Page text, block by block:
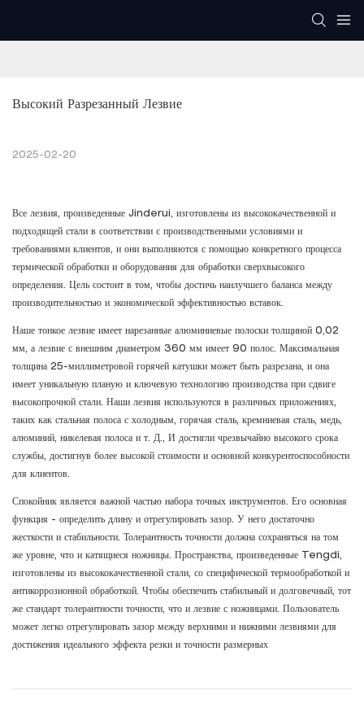
Высокий Разрезанный Лезвие
2025-02-20
Все лезвия, произведенные Jinderui, изготовлены из высококачественной и
подходящей стали в соответствии с производственными условиями и
требованиями клиентов, и они выполняются с помощью конкретного процесса
термической обработки и оборудования для обработки сверхвысокого
определения. Цель состоит в том, чтобы достичь наилучшего баланса между
производительностью и экономической эффективностью вставок.
Наше тонкое лезвие имеет нарезанные алюминиевые полоски толщиной 0,02
мм, а лезвие с внешним диаметром 360 мм имеет 90 полос. Максимальная
толщина 25-миллиметровой горячей катушки может быть разрезана, и она
имеет уникальную планую и ключевую технологию производства при сдвиге
высокопрочной стали. Наши лезвия используются в различных приложениях,
таких как стальная полоса с холодным, горячая сталь, кремниевая сталь, медь,
алюминий, никелевая полоса и т. Д., И достигли чрезвычайно высокого срока
службы, достигнув более высокой стоимости и основной конкурентоспособности
для клиентов.
Спокойник является важной частью набора точных инструментов. Его основная
функция - определить длину и отрегулировать зазор. У него достаточно
жесткости и стабильности. Толерантность точности должна сохраняться на том
же уровне, что и катящиеся ножницы. Пространства, произведенные Tengdi,
изготовлены из высококачественной стали, со специфической термообработкой и
антикоррозионной обработкой. Чтобы обеспечить стабильный и долговечный, тот
же стандарт толерантности точности, что и лезвие с ножницами. Пользователь
может легко отрегулировать зазор между верхними и нижними лезвиями для
достижения идеального эффекта резки и точности размерных